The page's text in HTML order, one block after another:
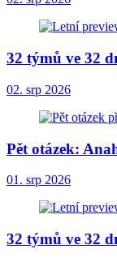
32 týmů ve 32
02. srp 2026
Pět otázek:
01. srp 2026
32 týmů ve 32